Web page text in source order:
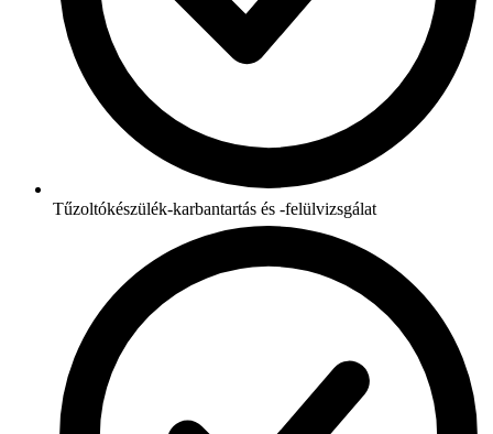
Tűzoltókészülék-karbantartás és -felülvizsgálat